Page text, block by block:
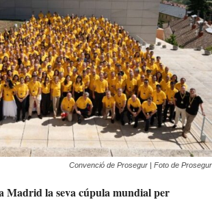
Convenció de Prosegur | Foto de Prosegur
Madrid la seva cúpula mundial per